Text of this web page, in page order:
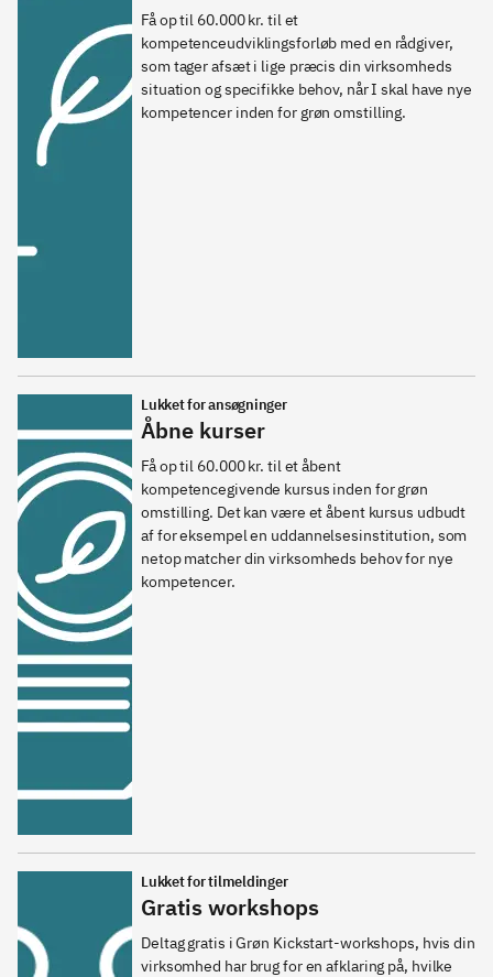
Få op til 60.000 kr. til et
kompetenceudviklingsforløb med en rådgiver,
som tager afsæt i lige præcis din virksomheds
situation og specifikke behov, når I skal have nye
kompetencer inden for grøn omstilling.
Lukket for ansøgninger
Åbne kurser
Få op til 60.000 kr. til et åbent
kompetencegivende kursus inden for grøn
omstilling. Det kan være et åbent kursus udbudt
af for eksempel en uddannelsesinstitution, som
netop matcher din virksomheds behov for nye
kompetencer.
Lukket for tilmeldinger
Gratis workshops
Deltag gratis i Grøn Kickstart-workshops, hvis din
virksomhed har brug for en afklaring på, hvilke